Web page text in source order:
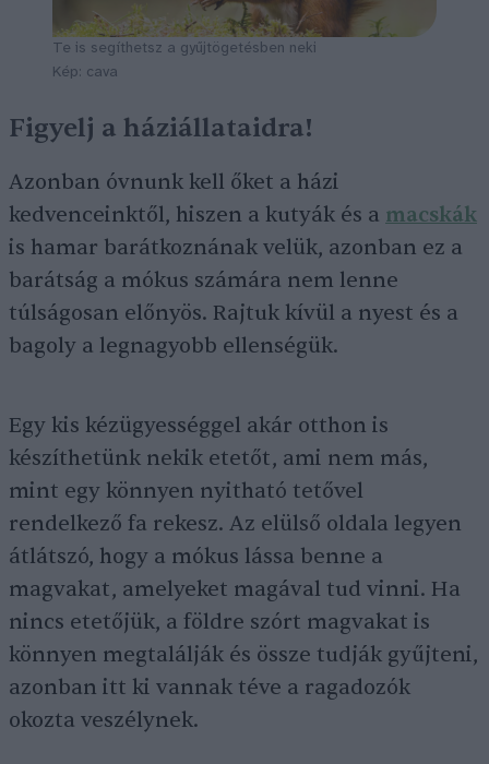
Te is segíthetsz a gyűjtögetésben neki
Kép: cava
Figyelj a háziállataidra!
Azonban óvnunk kell őket a házi
kedvenceinktől, hiszen a kutyák és a macskák
is hamar barátkoznának velük, azonban ez a
barátság a mókus számára nem lenne
túlságosan előnyös. Rajtuk kívül a nyest és a
bagoly a legnagyobb ellenségük.
Egy kis kézügyességgel akár otthon is
készíthetünk nekik etetőt, ami nem más,
mint egy könnyen nyitható tetővel
rendelkező fa rekesz. Az elülső oldala legyen
átlátszó, hogy a mókus lássa benne a
magvakat, amelyeket magával tud vinni. Ha
nincs etetőjük, a földre szórt magvakat is
könnyen megtalálják és össze tudják gyűjteni,
azonban itt ki vannak téve a ragadozók
okozta veszélynek.